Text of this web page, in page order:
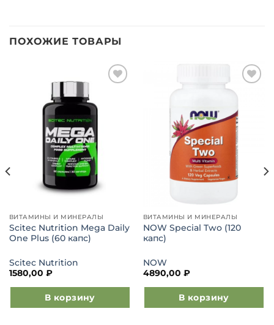
ПОХОЖИЕ ТОВАРЫ
в список
желаний
ВИТАМИНЫ И МИНЕРАЛЫ
Scitec Nutrition Mega Daily
One Plus (60 капс)
Scitec Nutrition
1580,00 ₽
В корзину
Добавить
желаний
ВИТАМИНЫ И МИНЕРАЛЫ
NOW Special Two (120
капс)
NOW
4890,00 ₽
В корзину